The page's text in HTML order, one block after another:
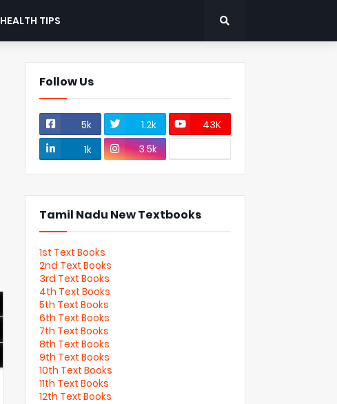
HEALTH TIPS
Follow Us
5k 1.2k
43K
1k
3.5k
Tamil Nadu New Textbooks
1st Text Books
2nd Text Books
3rd Text Books
4th Text Books
5th Text Books
6th Text Books
7th Text Books
8th Text Books
9th Text Books
10th Text Books
11th Text Books
12th Text Books